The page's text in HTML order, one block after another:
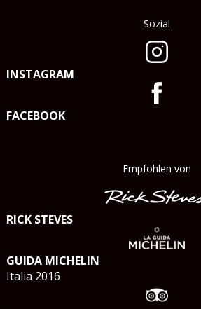
Sozial
INSTAGRAM
FACEBOOK
Empfohlen von
RICK STEVES
GUIDA MICHELIN
Italia 2016